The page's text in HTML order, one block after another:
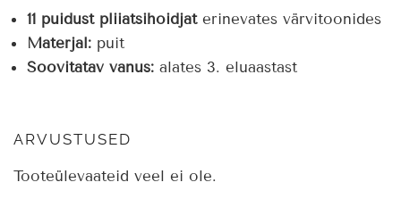
11 puidust pliiatsihoidjaterinevates värvitoonides
Materjal: puit
Soovitatav vanus: alates 3. eluaastast
ARVUSTUSED
Tooteülevaateid veel ei ole.